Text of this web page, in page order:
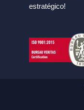
estratégico!